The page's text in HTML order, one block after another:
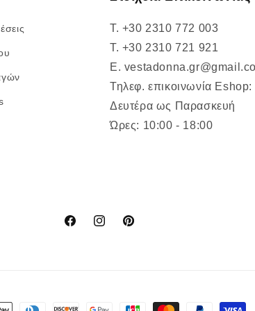
T. +30 2310 772 003
T. +30 2310 721 921
E.
Τηλεφ. επικοινωνία Eshop:
Δευτέρα ως Παρασκευή
Ώρες: 10:00 - 18:00
FacebookInstagramPinterest